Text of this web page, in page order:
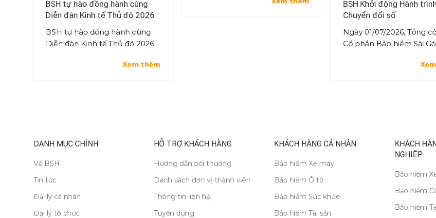
BSH tự hào đồng hành cùng
Diễn đàn Kinh tế Thủ đô 2026
BSH tự hào đồng hành cùng
Diễn đàn Kinh tế Thủ đô 2026 -
tăng trưởng mới Vào 13h00
Xem thêm
bồi thường 4. Quy trình bảo
BSH Khởi động Hành trình
Chuyển đổi số
Ngày 01/07/2026, Tổng
Cổ phần Bảo hiểm Sài
chức Kick-off Dự án
DANH MỤC CHÍNH
Về BSH
Tin tức
Đại lý cá nhân
Đại lý tổ chức
HỖ TRỢ KHÁCH HÀNG
Hướng dẫn bồi thường
Danh sách đơn vị thành viên
Thông tin liên hệ
Tuyển dụng
KHÁCH HÀNG CÁ NHÂN
Bảo hiểm Xe máy
Bảo hiểm Ô tô
Bảo hiểm Sức khỏe
Bảo hiểm Tài sản
KHÁCH
NGHIỆP
Bảo hiểm
Bảo hiểm
Bảo hiểm